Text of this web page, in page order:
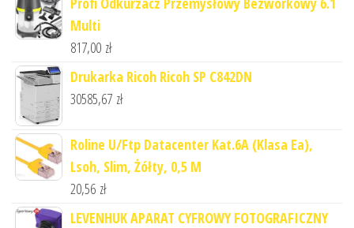
Multi
817,00 zł
Drukarka Ricoh Ricoh SP C842DN
30585,67 zł
Roline U/Ftp Datacenter Kat.6A (Klasa Ea),
Lsoh, Slim, Żółty, 0,5 M
20,56 zł
LEVENHUK APARAT CYFROWY FOTOGRAFICZNY